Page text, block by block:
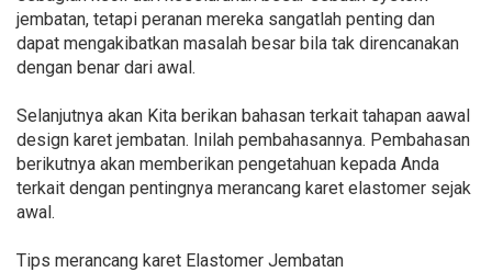
jembatan, tetapi peranan mereka sangatlah penting dan
dapat mengakibatkan masalah besar bila tak direncanakan
dengan benar dari awal.
Selanjutnya akan Kita berikan bahasan terkait tahapan aawal
design karet jembatan. Inilah pembahasannya. Pembahasan
berikutnya akan memberikan pengetahuan kepada Anda
terkait dengan pentingnya merancang karet elastomer sejak
awal.
Tips merancang karet Elastomer Jembatan